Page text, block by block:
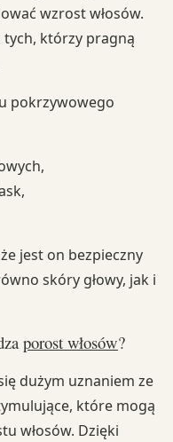
wzrost włosów.
którzy pragną
pokrzywowego
jest on bezpieczny
skóry głowy, jak i
porost włosów?
dużym uznaniem ze
które mogą
włosów. Dzięki